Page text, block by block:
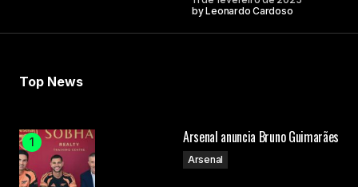
byLeonardo Cardoso
Top News
Arsenal anuncia Bruno Guimarães
Arsenal